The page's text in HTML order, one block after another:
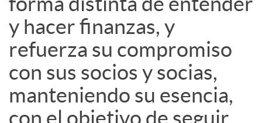
c
i
a
y hacer finanzas, y
refuerza su compromiso
con sus socios y socias,
manteniendo su esencia,
con el objetivo de seguir